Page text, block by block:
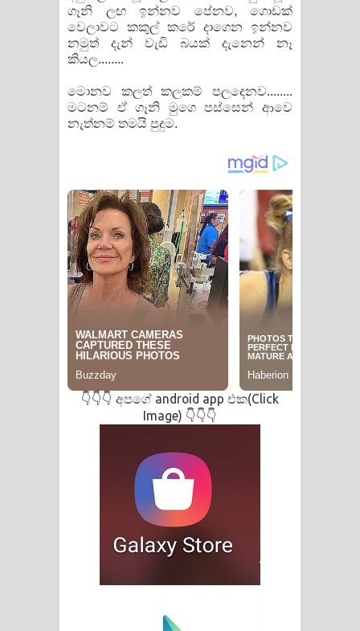
ගෑනි ලඟ ඉන්නව පේනව, ගොඩක්
වෙලාවට කකුල් කරේ දාගෙන ඉන්නව
නමුත් දැන් වැඩි බයක් දැනෙන් නෑ
කියල........
මොනව කලත් කලකම් පලදෙනව........
මටනම් ඒ ගෑනි මුගෙ පස්සෙන් ආවෙ
නැත්නම් තමයි පුදුම.
👇👇👇 අපගේ android app එක(Click
Image) 👇👇👇